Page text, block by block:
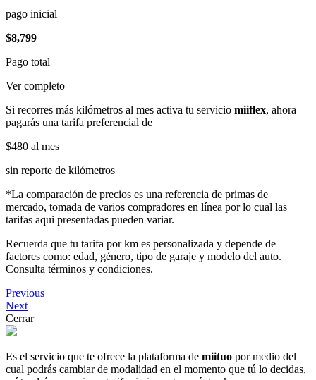
pago inicial
$8,799
Pago total
Ver completo
Si recorres más kilómetros al mes activa tu servicio miiflex, ahora
pagarás una tarifa preferencial de
$480 al mes
sin reporte de kilómetros
*La comparación de precios es una referencia de primas de
mercado, tomada de varios compradores en línea por lo cual las
tarifas aqui presentadas pueden variar.
Recuerda que tu tarifa por km es personalizada y depende de
factores como: edad, género, tipo de garaje y modelo del auto.
Consulta términos y condiciones.
Previous
Next
Cerrar
Es el servicio que te ofrece la plataforma de miituo por medio del
cual podrás cambiar de modalidad en el momento que tú lo decidas,